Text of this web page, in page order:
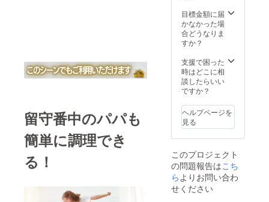
留守番中のパパも
簡単に調理でき
る！
年11月
から6か
月間、
です。
いただ
く場合
があり
させて
いただ
いた場
合にお
返金は
いたし
かねま
す。 ※
間は
2022年
11月か
ら1年間
です。
「和牛
ビーフ
シ
チュー
「骨付
き鶏の
タッカ
ンマ
す。 2
か月目
以降も
美味し
にやさ
しいメ
ニュー
をお届
けしま
目標金額に届
かなかった場
合どうなりま
すか？
支援で困った
時はどこに相
談したらいい
ですか？
ヘルプページを
見る
このプロジェクト
の問題報告はこち
ら よりお問い合わ
せください